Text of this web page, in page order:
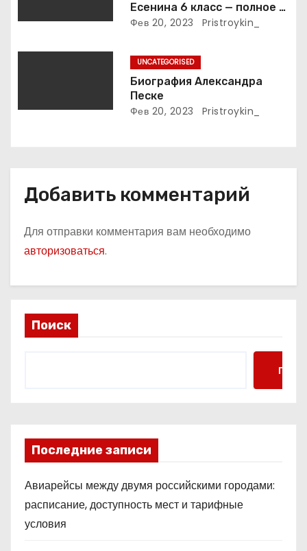
с
я
Есенина 6 класс — полное и
подробное описание жизни
Фев 20, 2023 Pristroykin_
UNCATEGORISED
Биография Александра
Песке
Фев 20, 2023 Pristroykin_
Добавить комментарий
Для отправки комментария вам необходимо
авторизоваться.
Поиск
Поиск
Последние записи
Авиарейсы между двумя российскими городами:
расписание, доступность мест и тарифные
условия